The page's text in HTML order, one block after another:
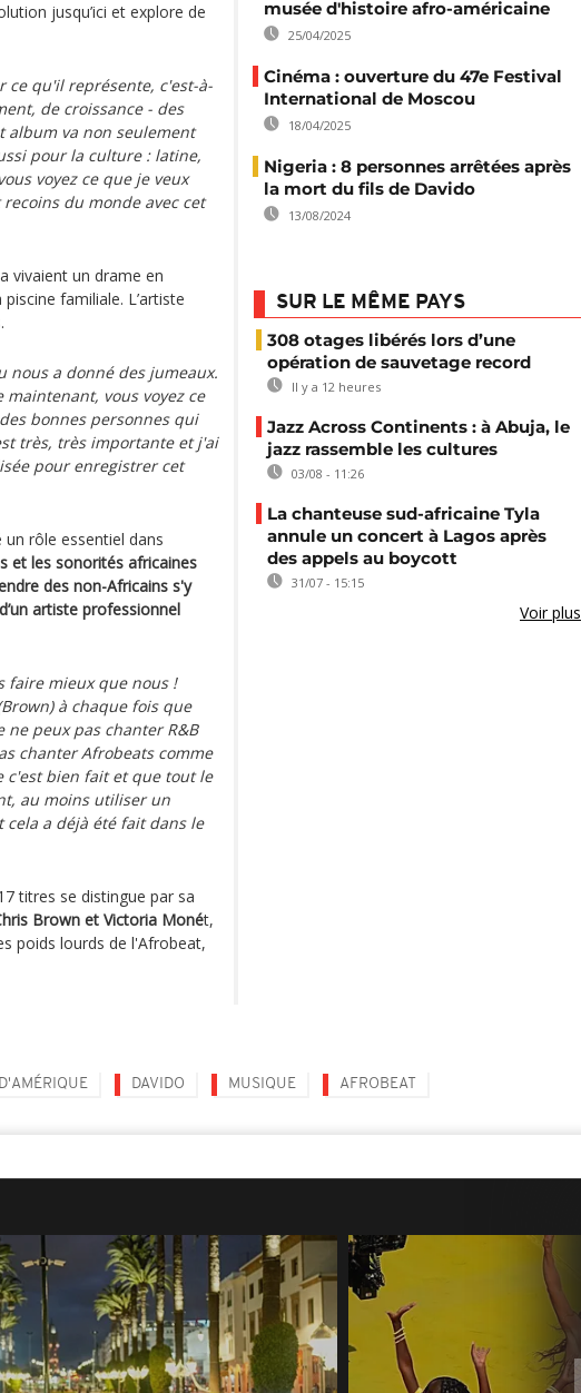
jusqu’ici et explore de
ce qu'il représente, c'est-à-
de croissance - des
album va non seulement
pour la culture : latine,
voyez ce que je veux
du monde avec cet
vivaient un drame en
familiale. L’artiste
nous a donné des jumeaux.
vous voyez ce
bonnes personnes qui
très, très importante et j'ai
pour enregistrer cet
rôle essentiel dans
et les sonorités africaines
des non-Africains s'y
artiste professionnel
faire mieux que nous !
à chaque fois que
ne peux pas chanter R&B
chanter Afrobeats comme
c'est bien fait et que tout le
au moins utiliser un
a déjà été fait dans le
titres se distingue par sa
Brown et Victoria Monét,
poids lourds de l'Afrobeat,
musée d'histoire afro-américaine
25/04/2025
Cinéma : ouverture du 47e Festival
International de Moscou
18/04/2025
Nigeria : 8 personnes arrêtées après
la mort du fils de Davido
13/08/2024
SUR LE MÊME PAYS
308 otages libérés lors d’une
opération de sauvetage record
Il y a 12 heures
Jazz Across Continents : à Abuja, le
jazz rassemble les cultures
03/08 - 11:26
La chanteuse sud-africaine Tyla
annule un concert à Lagos après
des appels au boycott
31/07 - 15:15
Voir plus
DAVIDO MUSIQUE AFROBEAT